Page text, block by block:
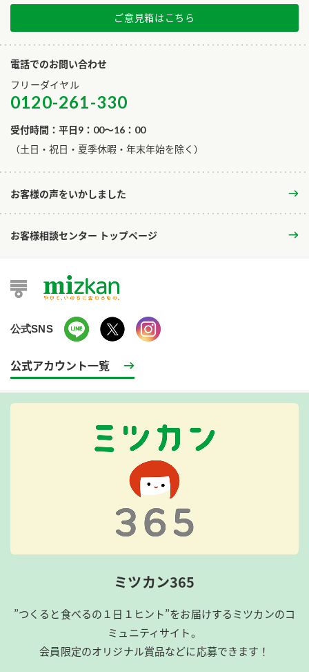
ご意見箱はこちら
電話でのお問い合わせ
フリーダイヤル
0120-261-330
受付時間：平日9：00～16：00
​（土日・祝日・夏季休暇・年末年始を除く）
お客様の声をいかしました
お客様相談センター トップページ
公式SNS
公式アカウント一覧
ミツカン365
”つくると食べるの１日１ヒント”をお届けするミツカンのコ
ミュニティサイト。
会員限定のオリジナル賞品などに応募できます！